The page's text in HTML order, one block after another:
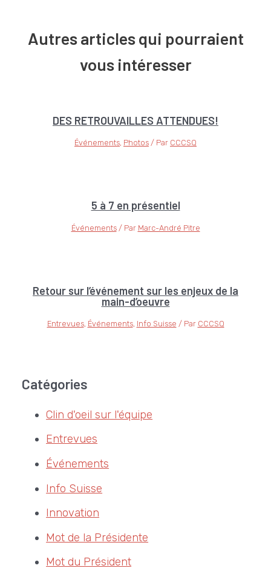
Autres articles qui pourraient
vous intéresser
DES RETROUVAILLES ATTENDUES!
Événements, Photos / Par CCCSQ
5 à 7 en présentiel
Événements/ Par Marc-André Pitre
Retour sur l’événement sur les enjeux de la
main-d’oeuvre
Entrevues, Événements, Info Suisse / Par CCCSQ
Catégories
Clin d'oeil sur l'équipe
Entrevues
Événements
Info Suisse
Innovation
Mot de la Présidente
Mot du Président